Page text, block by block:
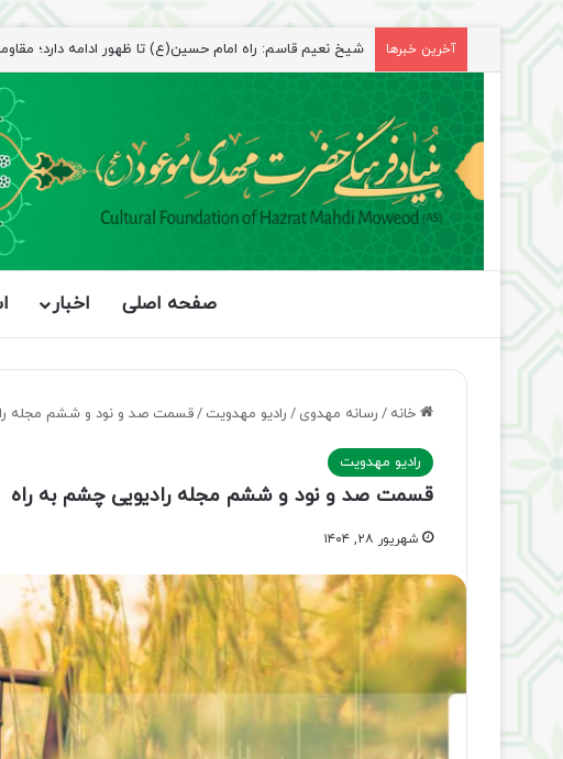
آخرین خبرها
صفحه اصلی اخبار
خانه / رسانه مهدوی / رادیو مهدویت /قسمت صد و نود و ششم مجله
رادیو مهدویت
قسمت صد و نود و ششم مجله رادیویی چشم به راه
شهریور ۲۸, ۱۴۰۴